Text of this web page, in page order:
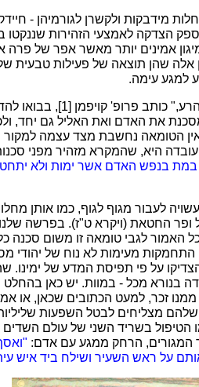
מידבקות ולקשרן לגורמיהן -
הצדקה לאמצעי הזהירות שננקטו
מיגון אמינים יותר מאשר אפר של פרה
אלה שהן תוצאה של פעילות
למגע עימה.
"בכל האלילות כולה רשות
את האדם ואת האליל גם יחד,
הטומאה נחשבת מצד עצמה למקור
עובדה היא, שהמקרא מזהיר מפני
במת בנפש האדם אשר ימות ולא
לעבור מגוף לגוף, כמו אותן
ופר החטאת (ויקרא ט"ז). בפרשה
האמור לגבי טומאה זו משום סכנה
נראה, שיש כאן התחמקות מעימות לא נוח
על פי תפיסת המדע של ימינו.
בנורא מכל - במוות. יש כאן
זכר, למעט הכתובים שכאן, או
שלהם מצליחים לבטל השפעות
בשריד השני של עולם
המגורים, הרחק ממגע עם אדם:
על ראש השעיר ושילח ביד איש